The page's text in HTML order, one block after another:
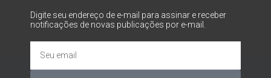
Digite seu endereço de e-mail para assinar e receber
notificações de novas publicações por e-mail.